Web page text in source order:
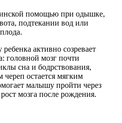
помощью при одышке,
подтекании вод или
активно созревает
головной мозг почти
сна и бодрствования,
остается мягким
малышу пройти через
мозга после рождения.